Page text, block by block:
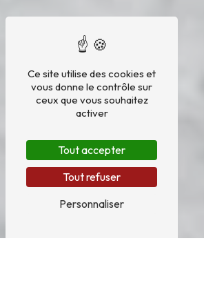
Ce site utilise des cookies et
vous donne le contrôle sur
ceux que vous souhaitez
activer
Tout accepter
Tout refuser
Personnaliser